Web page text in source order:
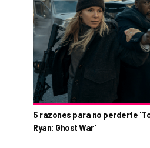
5 razones para no perderte
Ryan: Ghost War'